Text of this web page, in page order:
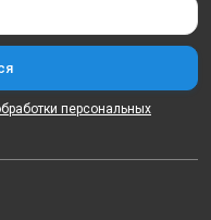
персональных